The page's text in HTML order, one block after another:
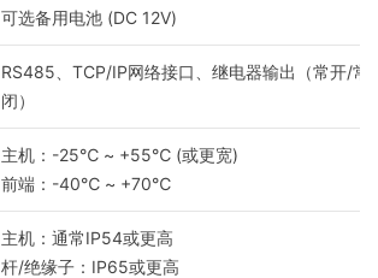
可选备用电池 (DC 12V)
RS485、TCP/IP网络接口、继电器输出（常开/常
闭）
主机：-25℃ ~ +55℃ (或更宽)
前端：-40℃ ~ +70℃
主机：通常IP54或更高
杆/绝缘子：IP65或更高